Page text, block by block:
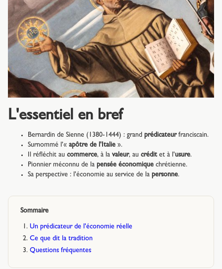
L'essentiel en bref
Bernardin de Sienne (1380-1444) : grand prédicateurfranciscain.
Surnommé l'« apôtre de l'Italie ».
Il réfléchit au commerce, à la valeur, au créditet à l'usure.
Pionnier méconnu de la pensée économique chrétienne.
Sa perspective : l'économie au service de la personne.
Sommaire
Un prédicateur de l'économie réelle
Ce que dit la tradition
Questions fréquentes